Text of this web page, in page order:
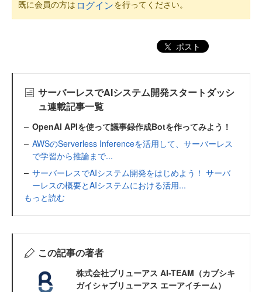
既に会員の方は ログインを行ってください。
ポスト
サーバーレスでAIシステム開発スタートダッシ
ュ連載記事一覧
OpenAI APIを使って議事録作成Botを作ってみよう！
AWSのServerless Inferenceを活用して、サーバーレス
で学習から推論まで...
サーバーレスでAIシステム開発をはじめよう！ サーバ
ーレスの概要とAIシステムにおける活用...
もっと読む
この記事の著者
株式会社ブリューアス AI-TEAM（カブシキ
ガイシャブリューアス エーアイチーム）